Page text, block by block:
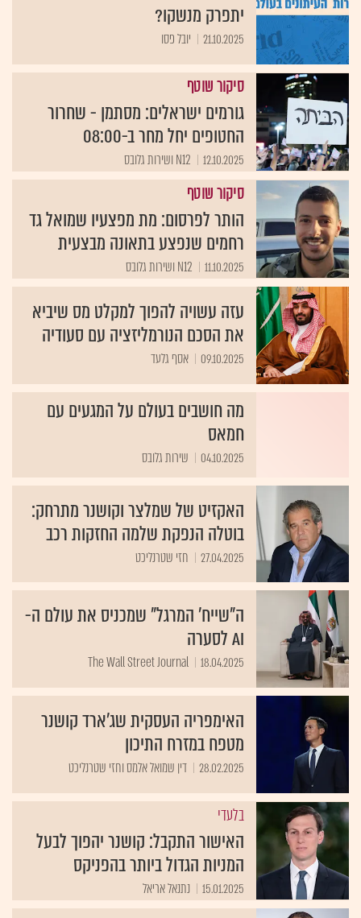
יתפרק מנשקו?
21.10.2025 יובל פסו
סיקור שוטף
גורמים ישראלים: מסתמן - שחרור
החטופים יחל מחר ב-08:00
12.10.2025 N12 ושירות גלובס
סיקור שוטף
הותר לפרסום: מת מפצעיו שמואל גד
רחמים שנפצע בתאונה מבצעית
11.10.2025 N12 ושירות גלובס
עזה עשויה להפוך למקלט מס שיביא
את הסכם הנורמליזציה עם סעודיה
09.10.2025 אסף גלעד
מה חושבים בעולם על המגעים עם
חמאס
04.10.2025 שירות גלובס
האקזיט של שמלצר וקושנר מתרחק:
בוטלה הנפקת שלמה החזקות רכב
27.04.2025 חזי שטרנליכט
ה"שייח' המרגל" שמכניס את עולם ה-
AI לסערה
18.04.2025
The Wall Street Journal
האימפריה העסקית שג'ארד קושנר
מטפח במזרח התיכון
28.02.2025 דין שמואל אלמס וחזי שטרנליכט
בלעדי
האישור התקבל: קושנר יהפוך לבעל
המניות הגדול ביותר בהפניקס
15.01.2025 נתנאל אריאל